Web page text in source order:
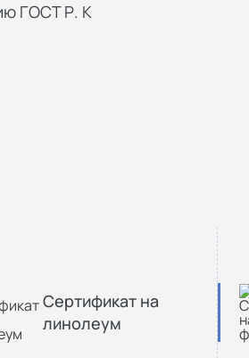
ГОСТ Р. К
Cертификат на
линолеум